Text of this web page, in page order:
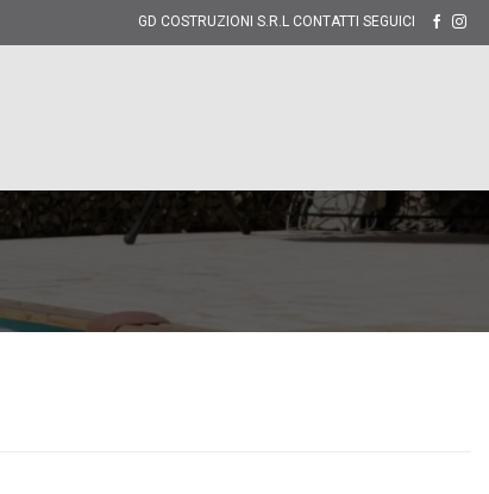
GD COSTRUZIONI S.R.L CONTATTI SEGUICI